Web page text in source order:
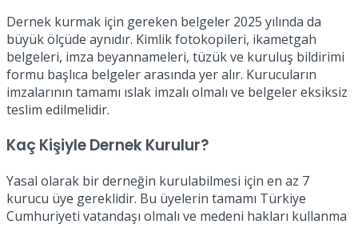
Dernek kurmak için gereken belgeler 2025 yılında da
büyük ölçüde aynıdır. Kimlik fotokopileri, ikametgah
belgeleri, imza beyannameleri, tüzük ve kuruluş bildirimi
formu başlıca belgeler arasında yer alır. Kurucuların
imzalarının tamamı ıslak imzalı olmalı ve belgeler eksiksiz
teslim edilmelidir.
Kaç Kişiyle Dernek Kurulur?
Yasal olarak bir derneğin kurulabilmesi için en az 7
kurucu üye gereklidir. Bu üyelerin tamamı Türkiye
Cumhuriyeti vatandaşı olmalı ve medeni hakları kullanma